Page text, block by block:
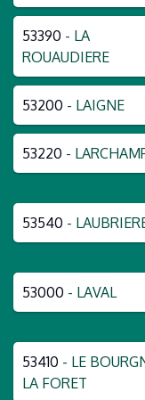
53390 - LA
ROUAUDIERE
53200 - LAIGNE
53220 -
53540 -
53000 - LAVAL
53410 - LE
LA FORET